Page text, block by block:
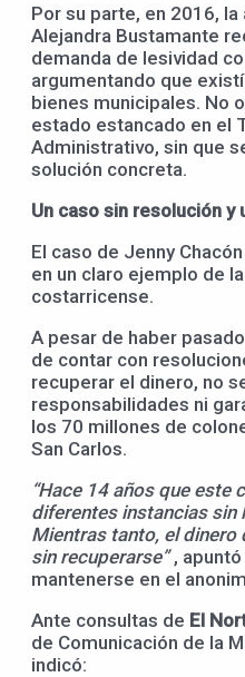
Por su parte, en 2016,
Alejandra Bustamante
demanda de lesividad
argumentando que
bienes municipales. No
estado estancado en el
Administrativo, sin que
solución concreta.
Un caso sin resolución y
El caso de Jenny
en un claro ejemplo de
costarricense.
A pesar de haber
de contar con
recuperar el dinero, no
responsabilidades ni
los 70 millones de
San Carlos.
“Hace 14 años que este
diferentes instancias sin
Mientras tanto, el dinero
sin recuperarse”, apuntó
mantenerse en el
Ante consultas de El
de Comunicación de la
indicó: